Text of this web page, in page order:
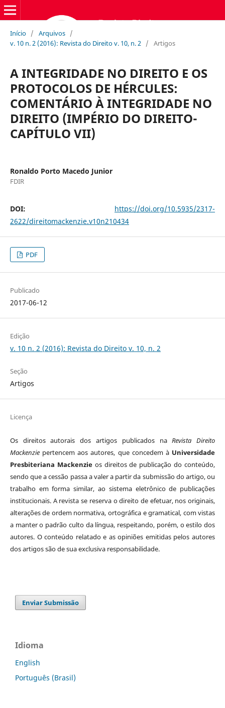
Início / Arquivos /
v. 10 n. 2 (2016): Revista do Direito v. 10, n. 2 / Artigos
A INTEGRIDADE NO DIREITO E OS
PROTOCOLOS DE HÉRCULES:
COMENTÁRIO À INTEGRIDADE NO
DIREITO (IMPÉRIO DO DIREITO-
CAPÍTULO VII)
Ronaldo Porto Macedo Junior
FDIR
DOI: https://doi.org/10.5935/2317-
2622/direitomackenzie.v10n210434
PDF
Publicado
2017-06-12
Edição
v. 10 n. 2 (2016): Revista do Direito v. 10, n. 2
Seção
Artigos
Licença
Os direitos autorais dos artigos publicados naRevista Direito
Mackenzie pertencem aos autores, que concedem à Universidade
Presbiteriana Mackenzieos direitos de publicação do conteúdo,
sendo que a cessão passa a valer a partir da submissão do artigo, ou
trabalho em forma similar, ao sistema eletrônico de publicações
institucionais. A revista se reserva o direito de efetuar, nos originais,
alterações de ordem normativa, ortográfica e gramatical, com vistas
a manter o padrão culto da língua, respeitando, porém, o estilo dos
autores. O conteúdo relatado e as opiniões emitidas pelos autores
dos artigos são de sua exclusiva responsabilidade.
Enviar Submissão
Idioma
English
Português (Brasil)